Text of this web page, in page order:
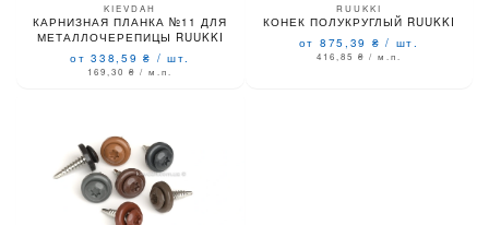
KIEVDAH
КАРНИЗНАЯ ПЛАНКА №11 ДЛЯ
МЕТАЛЛОЧЕРЕПИЦЫ RUUKKI
от 338,59₴ / шт.
169,30₴ / м.п.
RUUKKI
КОНЕК ПОЛУКРУГЛЫЙ RUUKKI
от 875,39 ₴ / шт.
416,85 ₴ / м.п.